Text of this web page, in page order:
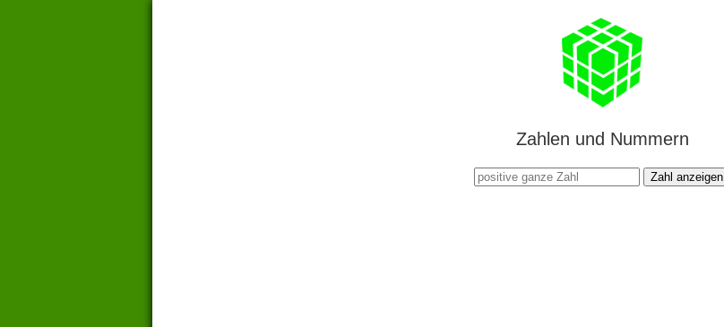
Zahlen und Nummern
Zahl anzeigen